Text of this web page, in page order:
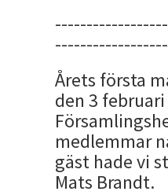
Årets första
den 3
medlemmar
gäst hade vi
Mats Brandt.